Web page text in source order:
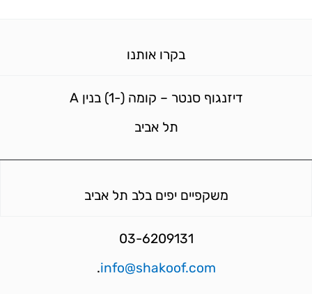
בקרו אותנו
דיזנגוף סנטר – קומה (-1) בנין A
תל אביב
משקפיים יפים בלב תל אביב
03-6209131
info@shakoof.com
.